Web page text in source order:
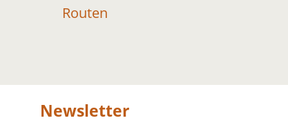
Routen
Newsletter